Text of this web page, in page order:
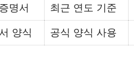
명서 최근 연도 기준
양식 공식 양식 사용